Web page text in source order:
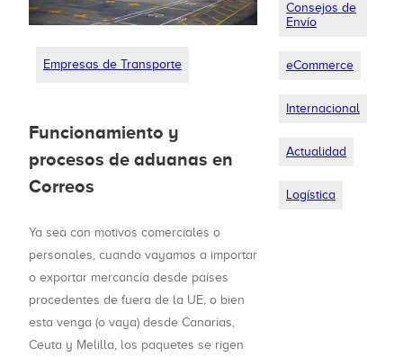
Empresas de Transporte
Funcionamiento y
procesos de aduanas en
Correos
Ya sea con motivos comerciales o
personales, cuando vayamos a importar
o exportar mercancía desde países
procedentes de fuera de la UE, o bien
esta venga (o vaya) desde Canarias,
Ceuta y Melilla, los paquetes se rigen
Consejos de
Envío
eCommerce
Internacional
Actualidad
Logística